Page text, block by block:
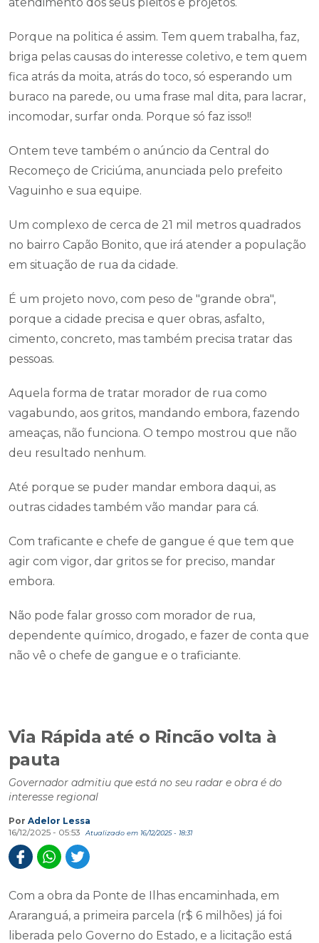
Porque na politica é assim. Tem quem trabalha, faz,
briga pelas causas do interesse coletivo, e tem quem
fica atrás da moita, atrás do toco, só esperando um
buraco na parede, ou uma frase mal dita, para lacrar,
incomodar, surfar onda. Porque só faz isso!!
Ontem teve também o anúncio da Central do
Recomeço de Criciúma, anunciada pelo prefeito
Vaguinho e sua equipe.
Um complexo de cerca de 21 mil metros quadrados
no bairro Capão Bonito, que irá atender a população
em situação de rua da cidade.
É um projeto novo, com peso de "grande obra",
porque a cidade precisa e quer obras, asfalto,
cimento, concreto, mas também precisa tratar das
pessoas.
Aquela forma de tratar morador de rua como
vagabundo, aos gritos, mandando embora, fazendo
ameaças, não funciona. O tempo mostrou que não
deu resultado nenhum.
Até porque se puder mandar embora daqui, as
outras cidades também vão mandar para cá.
Com traficante e chefe de gangue é que tem que
agir com vigor, dar gritos se for preciso, mandar
embora.
Não pode falar grosso com morador de rua,
dependente químico, drogado, e fazer de conta que
não vê o chefe de gangue e o traficiante.
Via Rápida até o Rincão volta à
pauta
Governador admitiu que está no seu radar e obra é do
interesse regional
Por Adelor Lessa
16/12/2025 - 05:53
Atualizado em 16/12/2025 - 18:31
Com a obra da Ponte de Ilhas encaminhada, em
Araranguá, a primeira parcela (r$ 6 milhões) já foi
liberada pelo Governo do Estado, e a licitação está